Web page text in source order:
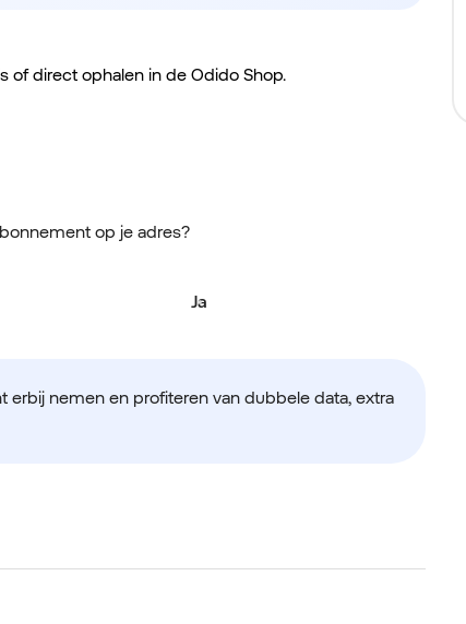
of direct ophalen in de Odido Shop.
op je adres?
Ja
nemen en profiteren van dubbele data, extra